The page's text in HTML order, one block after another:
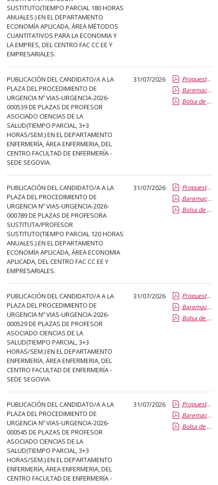
encontrará
los
anuncios
del
tablón
seleccionado
previamente.
En
la
primera
columna
el
título
del
en
la
segunda
columna
la
fecha
de
publicación,
en
última
columna
el
enlace
que
abre
un
PDF
con
el
detalle
del
anuncio
completo.
SUSTITUTO(TIEMPO PARCIAL 180 HORAS
ANUALES.) EN EL DEPARTAMENTO
ECONOMÍA APLICADA, ÁREA MÉTODOS
CUANTITATIVOS PARA LA ECONOMIA Y
LA EMPRES, DEL CENTRO FAC CC EE Y
EMPRESARIALES.
PUBLICACIÓN DEL CANDIDATO/A A LA
PLAZA DEL PROCEDIMIENTO DE
URGENCIA Nº VIAS-URGENCIA-2026-
000539 DE PLAZAS DE PROFESOR
ASOCIADO CIENCIAS DE LA
SALUD(TIEMPO PARCIAL, 3+3
HORAS/SEM.) EN EL DEPARTAMENTO
ENFERMERÍA, ÁREA ENFERMERIA, DEL
CENTRO FACULTAD DE ENFERMERÍA -
SEDE SEGOVIA.
31/07/2026
Propuesta Formal de Contratacion por Vias de Urgencia
Baremacion de Candidatos
Bolsa de Empleo
PUBLICACIÓN DEL CANDIDATO/A A LA
PLAZA DEL PROCEDIMIENTO DE
URGENCIA Nº VIAS-URGENCIA-2026-
000789 DE PLAZAS DE PROFESORA
SUSTITUTA/PROFESOR
SUSTITUTO(TIEMPO PARCIAL 120 HORAS
ANUALES.) EN EL DEPARTAMENTO
ECONOMÍA APLICADA, ÁREA ECONOMIA
APLICADA, DEL CENTRO FAC CC EE Y
EMPRESARIALES.
31/07/2026
Propuesta Formal de Contratacion por Vias de Urgencia
Baremacion de Candidatos
Bolsa de Empleo
PUBLICACIÓN DEL CANDIDATO/A A LA
PLAZA DEL PROCEDIMIENTO DE
URGENCIA Nº VIAS-URGENCIA-2026-
000529 DE PLAZAS DE PROFESOR
ASOCIADO CIENCIAS DE LA
SALUD(TIEMPO PARCIAL, 3+3
HORAS/SEM.) EN EL DEPARTAMENTO
ENFERMERÍA, ÁREA ENFERMERIA, DEL
CENTRO FACULTAD DE ENFERMERÍA -
SEDE SEGOVIA.
31/07/2026
Propuesta Formal de Contratacion por Vias de Urgencia
Baremacion de Candidatos
Bolsa de Empleo
PUBLICACIÓN DEL CANDIDATO/A A LA
PLAZA DEL PROCEDIMIENTO DE
URGENCIA Nº VIAS-URGENCIA-2026-
000545 DE PLAZAS DE PROFESOR
ASOCIADO CIENCIAS DE LA
SALUD(TIEMPO PARCIAL, 3+3
HORAS/SEM.) EN EL DEPARTAMENTO
ENFERMERÍA, ÁREA ENFERMERIA, DEL
CENTRO FACULTAD DE ENFERMERÍA -
31/07/2026
Propuesta Formal de Contratacion por Vias de Urgencia
Baremacion de Candidatos
Bolsa de Empleo